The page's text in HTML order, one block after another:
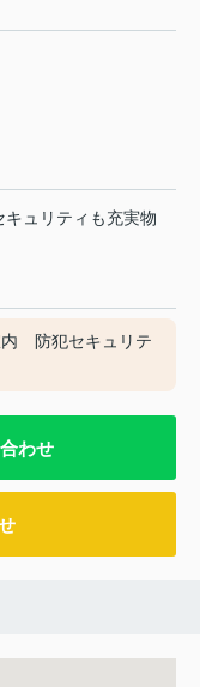
ュリティも充実物
内 防犯セキュリテ
わせ